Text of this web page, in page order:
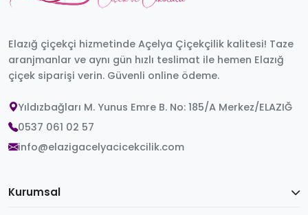
Elazığ çiçekçi hizmetinde Açelya Çiçekçilik kalitesi! Taze
aranjmanlar ve aynı gün hızlı teslimat ile hemen Elazığ
çiçek siparişi verin. Güvenli online ödeme.
Yıldızbağları M. Yunus Emre B. No: 185/A Merkez/ELAZIĞ
0537 061 02 57
info@elazigacelyacicekcilik.com
Kurumsal